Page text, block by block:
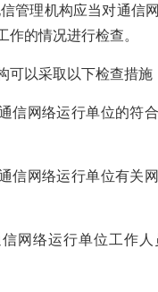
理机构应当对通信网
作的情况进行检查。
以采取以下检查措施
网络运行单位的符合
网络运行单位有关网
络运行单位工作人